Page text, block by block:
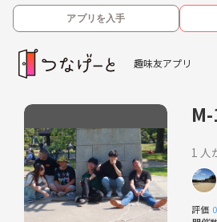
アプリを入手
趣味友アプリ
1 人
評価